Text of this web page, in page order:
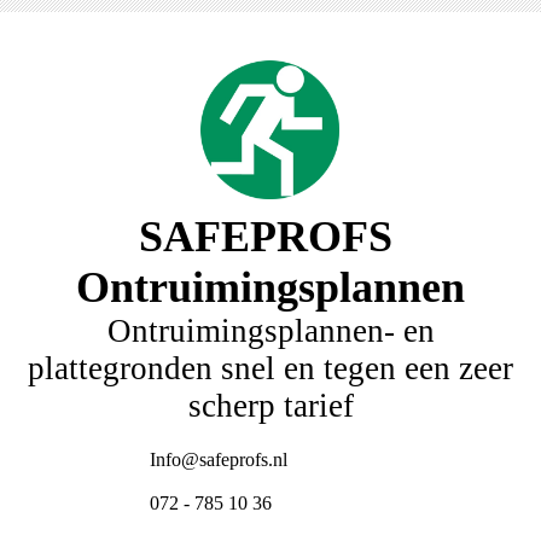
SAFEPROFS
Ontruimingsplannen
Ontruimingsplannen- en
plattegronden snel en tegen een zeer
scherp tarief
Info@safeprofs.nl
072 - 785 10 36